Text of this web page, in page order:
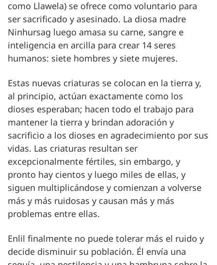
como Llawela) se ofrece como voluntario para
ser sacrificado y asesinado. La diosa madre
Ninhursag luego amasa su carne, sangre e
inteligencia en arcilla para crear 14 seres
humanos: siete hombres y siete mujeres.
Estas nuevas criaturas se colocan en la tierra y,
al principio, actúan exactamente como los
dioses esperaban; hacen todo el trabajo para
mantener la tierra y brindan adoración y
sacrificio a los dioses en agradecimiento por sus
vidas. Las criaturas resultan ser
excepcionalmente fértiles, sin embargo, y
pronto hay cientos y luego miles de ellas, y
siguen multiplicándose y comienzan a volverse
más y más ruidosas y causan más y más
problemas entre ellas.
Enlil finalmente no puede tolerar más el ruido y
decide disminuir su población. Él envía una